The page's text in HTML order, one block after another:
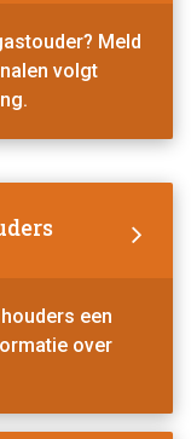
Meld
volgt
een
over